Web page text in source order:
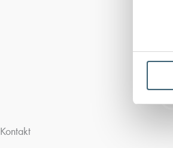
Kontakt